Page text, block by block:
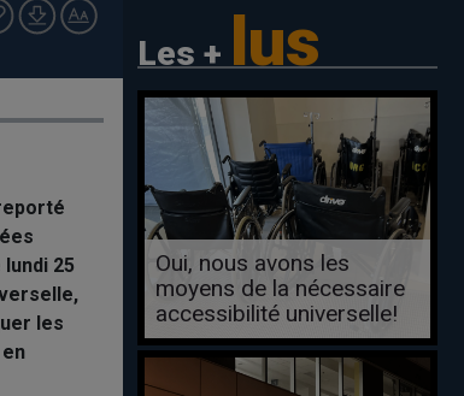
Les + lus
25
les
Oui, nous avons les
moyens de la nécessaire
accessibilité universelle!